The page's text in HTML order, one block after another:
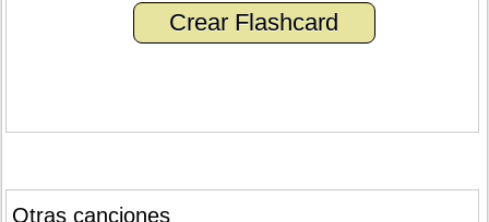
Crear Flashcard
Otras canciones